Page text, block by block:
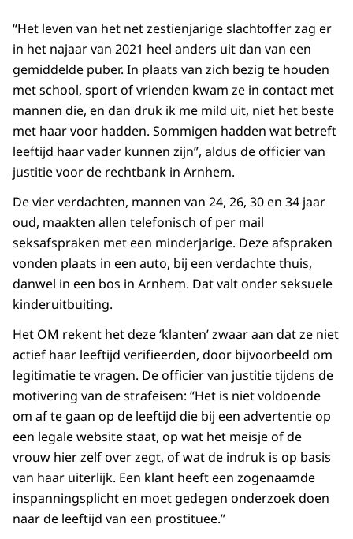
“Het leven van het net zestienjarige slachtoffer zag er
in het najaar van 2021 heel anders uit dan van een
gemiddelde puber. In plaats van zich bezig te houden
met school, sport of vrienden kwam ze in contact met
mannen die, en dan druk ik me mild uit, niet het beste
met haar voor hadden. Sommigen hadden wat betreft
leeftijd haar vader kunnen zijn”, aldus de officier van
justitie voor de rechtbank in Arnhem.
De vier verdachten, mannen van 24, 26, 30 en 34 jaar
oud, maakten allen telefonisch of per mail
seksafspraken met een minderjarige. Deze afspraken
vonden plaats in een auto, bij een verdachte thuis,
danwel in een bos in Arnhem. Dat valt onder seksuele
kinderuitbuiting.
Het OM rekent het deze ‘klanten’ zwaar aan dat ze niet
actief haar leeftijd verifieerden, door bijvoorbeeld om
legitimatie te vragen. De officier van justitie tijdens de
motivering van de strafeisen: “Het is niet voldoende
om af te gaan op de leeftijd die bij een advertentie op
een legale website staat, op wat het meisje of de
vrouw hier zelf over zegt, of wat de indruk is op basis
van haar uiterlijk. Een klant heeft een zogenaamde
inspanningsplicht en moet gedegen onderzoek doen
naar de leeftijd van een prostituee.”